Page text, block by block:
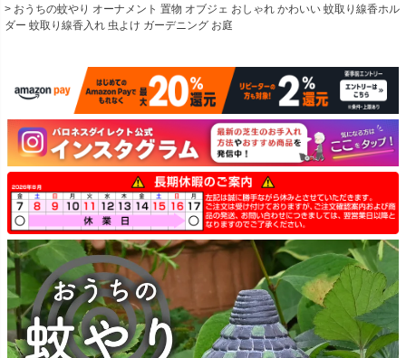
おうちの蚊やり オーナメント 置物 オブジェ おしゃれ かわいい 蚊取り線香ホル
ダー 蚊取り線香入れ 虫よけ ガーデニング お庭